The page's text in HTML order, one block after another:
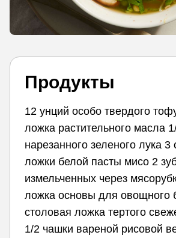
Продукты
12 унций особо твердого
ложка растительного масла
нарезанного зеленого лука
ложки белой пасты мисо 2
измельченных через
ложка основы для овощного
столовая ложка тертого
1/2 чашки вареной рисовой